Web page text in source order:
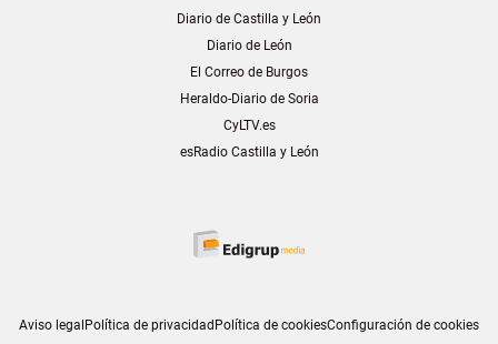
Diario de Castilla y León
Diario de León
El Correo de Burgos
Heraldo-Diario de Soria
CyLTV.es
esRadio Castilla y León
Aviso legalPolítica de privacidadPolítica de cookiesConfiguración de cookies